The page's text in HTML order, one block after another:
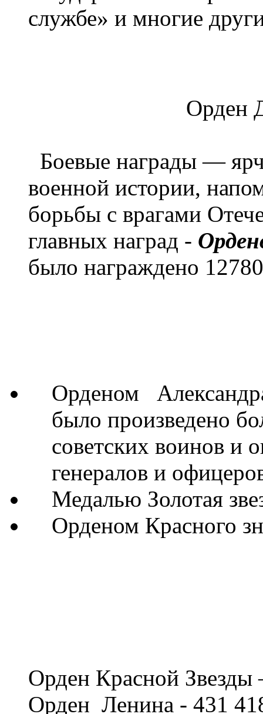
службе» и многие
Орден
Боевые награды —
военной истории,
борьбы с врагами
главных наград -
было награждено
Орденом
было произведено
советских воинов и
генералов и
Медалью Золотая
Орденом Красного
​Орден Красной Звезды
Орден Ленина - 431